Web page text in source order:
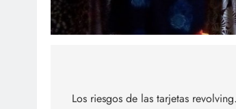
de
Los riesgos de las tarjetas